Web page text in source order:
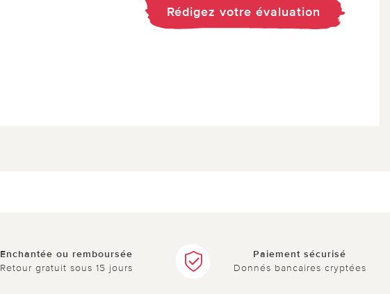
Rédigez votre évaluation
Enchantée ou remboursée
Retour gratuit sous 15 jours
Paiement sécurisé
Donnés bancaires cryptées